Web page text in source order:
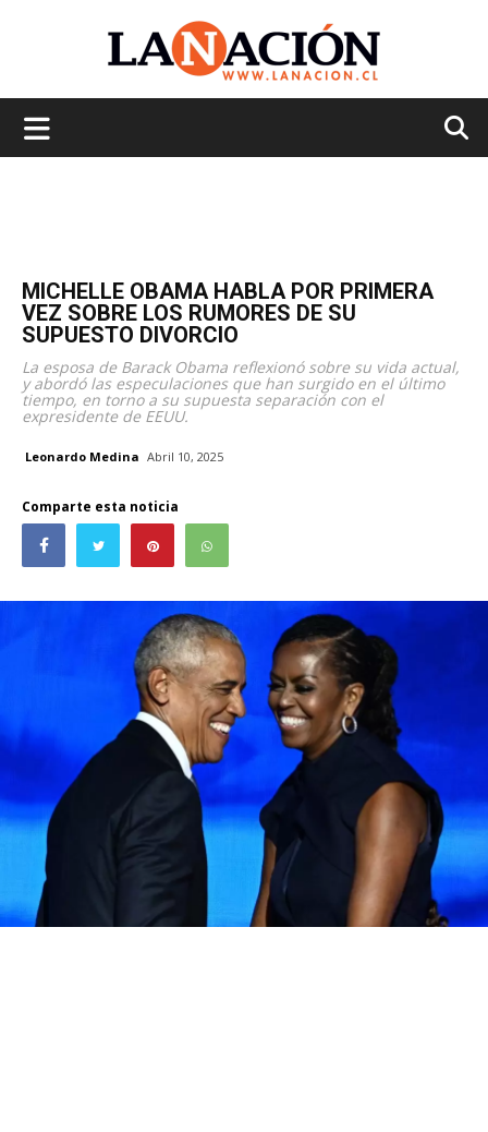
MICHELLE OBAMA HABLA POR PRIMERA
VEZ SOBRE LOS RUMORES DE SU
SUPUESTO DIVORCIO
La esposa de Barack Obama reflexionó sobre su vida actual,
y abordó las especulaciones que han surgido en el último
tiempo, en torno a su supuesta separación con el
expresidente de EEUU.
Leonardo Medina Abril 10, 2025
Comparte esta noticia